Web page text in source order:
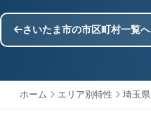
さいたま市の市区町村一覧へ
ホーム エリア別特性 埼玉県